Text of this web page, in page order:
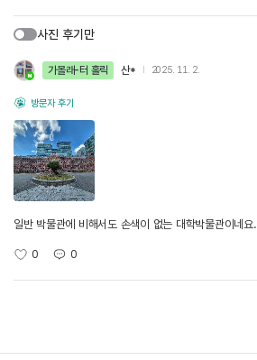
사진 후기만
가볼래-터 홀릭 산* 2025. 11. 2.
방문자 후기
일반 박물관에 비해서도 손색이 없는 대학박물관이네요.
0 0